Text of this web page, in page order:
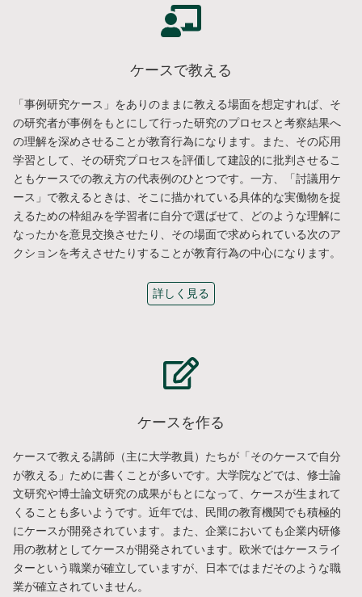
ケースで教える
「事例研究ケース」をありのままに教える場面を想定すれば、そ
の研究者が事例をもとにして行った研究のプロセスと考察結果へ
の理解を深めさせることが教育行為になります。また、その応用
学習として、その研究プロセスを評価して建設的に批判させるこ
ともケースでの教え方の代表例のひとつです。一方、「討議用ケ
ース」で教えるときは、そこに描かれている具体的な実働物を捉
えるための枠組みを学習者に自分で選ばせて、どのような理解に
なったかを意見交換させたり、その場面で求められている次のア
クションを考えさせたりすることが教育行為の中心になります。
詳しく見る
ケースを作る
ケースで教える講師（主に大学教員）たちが「そのケースで自分
が教える」ために書くことが多いです。大学院などでは、修士論
文研究や博士論文研究の成果がもとになって、ケースが生まれて
くることも多いようです。近年では、民間の教育機関でも積極的
にケースが開発されています。また、企業においても企業内研修
用の教材としてケースが開発されています。欧米ではケースライ
ターという職業が確立していますが、日本ではまだそのような職
業が確立されていません。